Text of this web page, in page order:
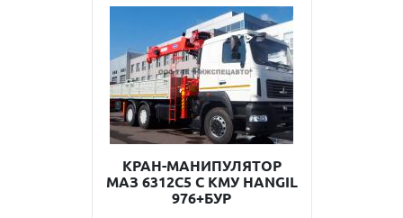
КРАН-МАНИПУЛЯТОР
МАЗ 6312С5 С КМУ HANGIL
976+БУР